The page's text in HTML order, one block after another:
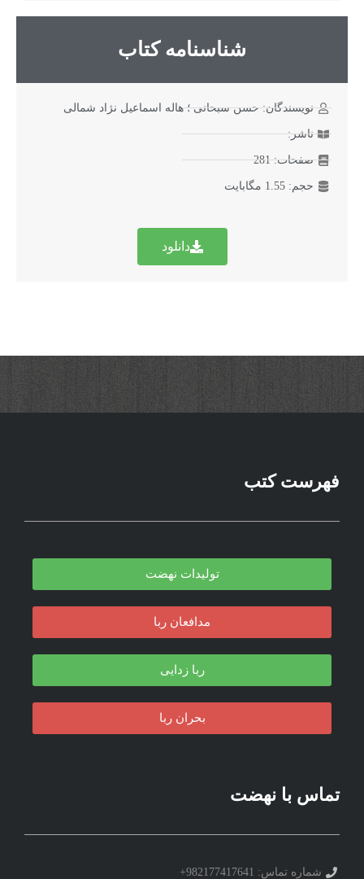
شناسنامه کتاب
نویسندگان: حسن سبحانی ؛ هاله اسماعیل نژاد شمالی
ناشر:
صفحات: 281
حجم: 1.55 مگابایت
دانلود
فهرست کتب
تولیدات نهضت
مدافعان ربا
ربا زدایی
بحران ربا
تماس با نهضت
شماره تماس: 982177417641+